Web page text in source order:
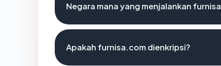
Negara mana yang menjalankan
Apakah furnisa.com dienkripsi?